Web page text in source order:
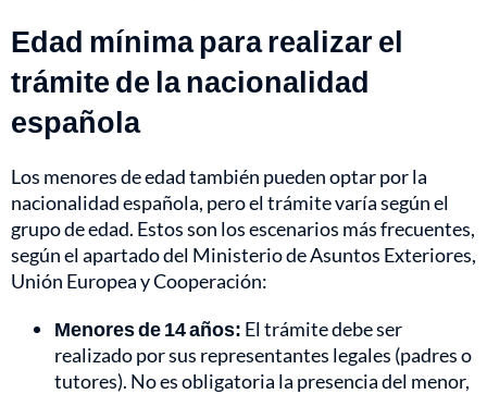
Edad mínima para realizar el
trámite de la nacionalidad
española
Los menores de edad también pueden optar por la
nacionalidad española, pero el trámite varía según el
grupo de edad. Estos son los escenarios más frecuentes,
según el apartado del Ministerio de Asuntos Exteriores,
Unión Europea y Cooperación:
Menores de 14 años: El trámite debe ser
realizado por sus representantes legales (padres o
tutores). No es obligatoria la presencia del menor,